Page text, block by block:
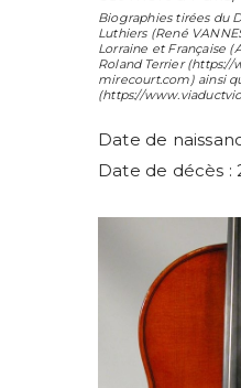
Biographies tirées du
Luthiers (René
Lorraine et Française (
Roland Terrier(https://
mirecourt.com) ainsi
(https://
Date de
Date de décès :